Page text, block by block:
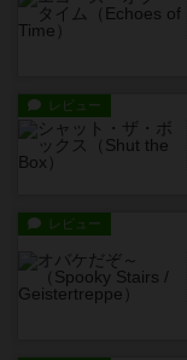
レビュー
レビュー